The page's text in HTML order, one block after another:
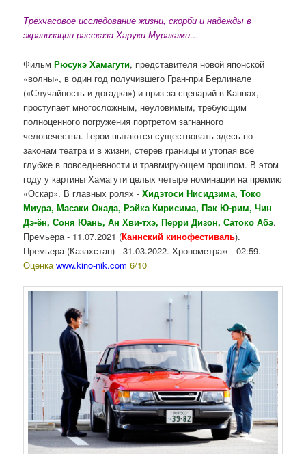
Трёхчасовое исследование жизни, скорби и надежды в
экранизации рассказа Харуки Мураками…
ФильмРюсукэ Хамагути, представителя новой японской
«волны», в один год получившего Гран-при Берлинале
(«Случайность и догадка») и приз за сценарий в Каннах,
проступает многосложным, неуловимым, требующим
полноценного погружения портретом загнанного
человечества. Герои пытаются существовать здесь по
законам театра и в жизни, стерев границы и утопая всё
глубже в повседневности и травмирующем прошлом. В этом
году у картины Хамагути целых четыре номинации на премию
«Оскар». В главных ролях -Хидэтоси Нисидзима, Токо
Миура, Масаки Окада, Рэйка Кирисима, Пак Ю-рим, Чин
Дэ-ён, Соня Юань, Ан Хви-тхэ, Перри Дизон, Сатоко Абэ.
Премьера - 11.07.2021 (Каннский кинофестиваль).
Премьера (Казахстан) - 31.03.2022. Хронометраж - 02:59.
Оценкаwww.kino-nik.com 6/10